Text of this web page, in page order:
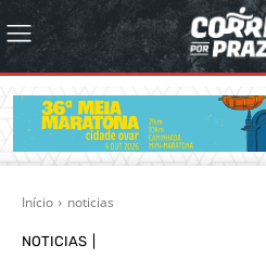
Início noticias
NOTICIAS